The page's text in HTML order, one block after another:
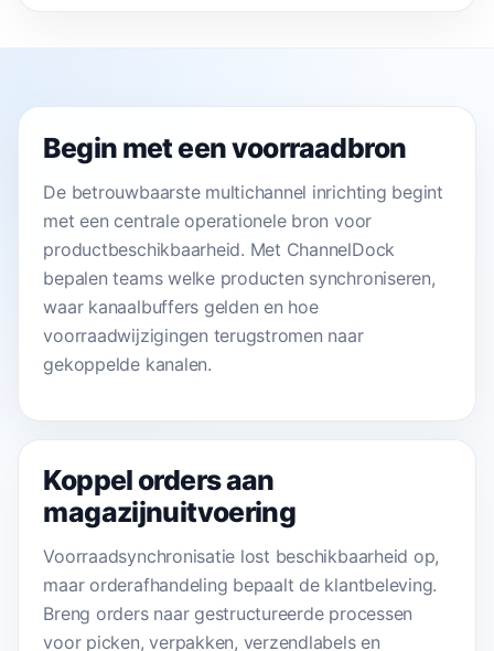
Begin met een voorraadbron
De betrouwbaarste multichannel inrichting begint
met een centrale operationele bron voor
productbeschikbaarheid. Met ChannelDock
bepalen teams welke producten synchroniseren,
waar kanaalbuffers gelden en hoe
voorraadwijzigingen terugstromen naar
gekoppelde kanalen.
Koppel orders aan
magazijnuitvoering
Voorraadsynchronisatie lost beschikbaarheid op,
maar orderafhandeling bepaalt de klantbeleving.
Breng orders naar gestructureerde processen
voor picken, verpakken, verzendlabels en